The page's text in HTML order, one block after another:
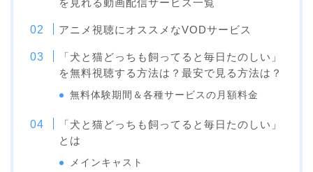
を見れる動画配信サービス一覧
アニメ視聴にオススメなVODサービス
「犬と猫どっちも飼ってると毎日たのしい」
を無料視聴する方法は？最安で見る方法は？
無料体験期間＆各種サービスの月額料金
「犬と猫どっちも飼ってると毎日たのしい」
とは
メインキャスト